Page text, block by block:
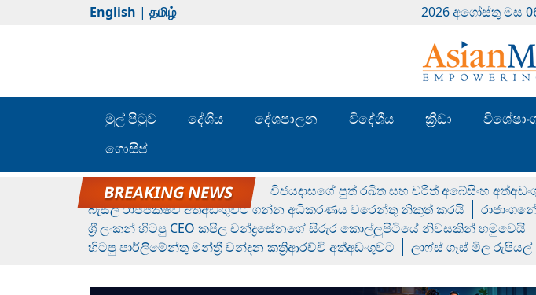
English | தமிழ் 2026 අගෝස්‍තු මස
මුල් පිටුව දේශීය දේශපාලන විදේශීය ක්‍රීඩා
ගොසිප්
රන් ගෙනා රුමේෂ්ගේ හෙල්ලය විජයදාසගේ පුත් රඛිත සහ චරිත් අබේසිංහ
බැසිල් රාජපක්ෂව අත්අඩංගුවට ගන්න අධිකරණය වරෙන්තු නිකුත් කරයි
ශ්‍රී ලංකන් හිටපු CEO කපිල චන්ද්‍රසේනගේ සිරුර කොල්ලුපිටියේ නිවසකින් හමුවෙයි
හිටපු පාර්ලිමේන්තු මන්ත්‍රී චන්දන කත්‍රිආරච්චි අත්අඩංගුවට
ලාෆ්ස් ගෑස් මිල